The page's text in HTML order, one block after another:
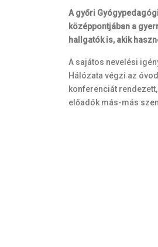
A győri
középpontjában a
hallgatók is, akik
A sajátos nevelési
Hálózata végzi az
konferenciát
előadók más-más